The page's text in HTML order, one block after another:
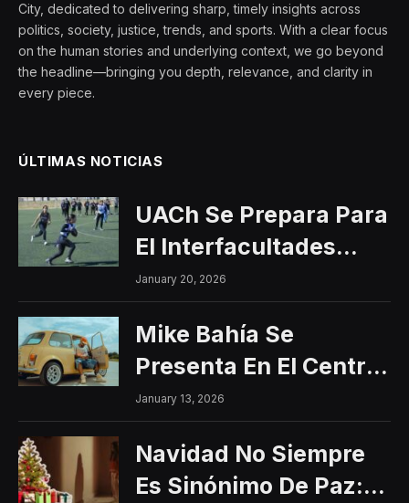
City, dedicated to delivering sharp, timely insights across
politics, society, justice, trends, and sports. With a clear focus
on the human stories and underlying context, we go beyond
the headline—bringing you depth, relevance, and clarity in
every piece.
ÚLTIMAS NOTICIAS
UACh Se Prepara Para
El Interfacultades
2026
January 20, 2026
Mike Bahía Se
Presenta En El Centro
Histórico Con Un
Concierto Gratuito
January 13, 2026
Navidad No Siempre
Es Sinónimo De Paz: